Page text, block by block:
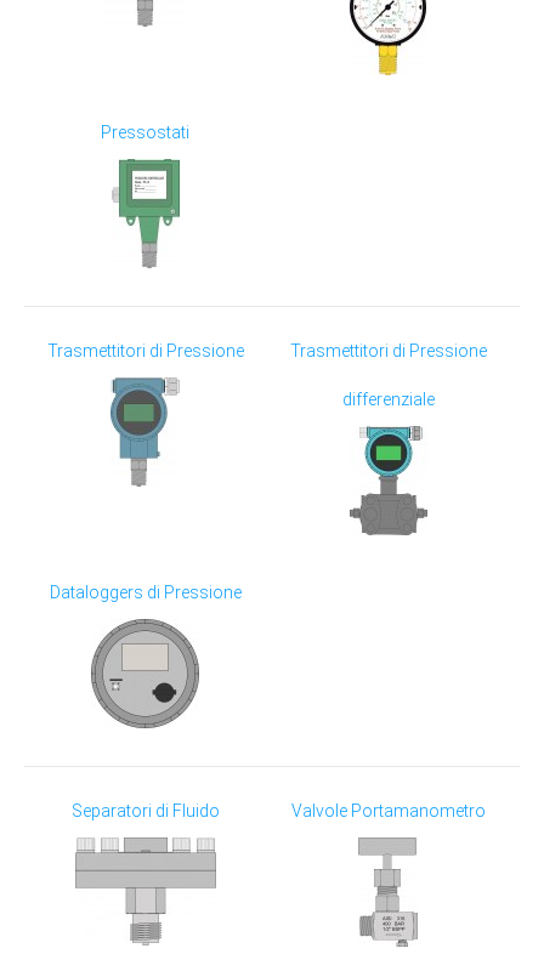
Pressostati
Trasmettitori di Pressione Trasmettitori di Pressione
differenziale
Dataloggers di Pressione
Separatori di Fluido Valvole Portamanometro